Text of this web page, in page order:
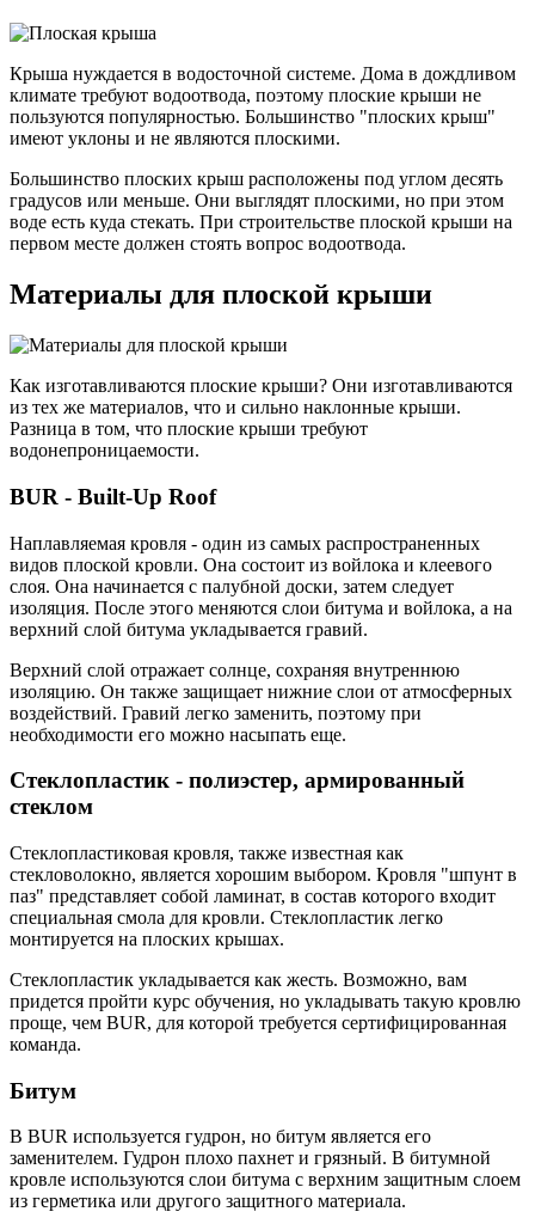
Крыша нуждается в водосточной системе. Дома в дождливом
климате требуют водоотвода, поэтому плоские крыши не
пользуются популярностью. Большинство "плоских крыш"
имеют уклоны и не являются плоскими.
Большинство плоских крыш расположены под углом десять
градусов или меньше. Они выглядят плоскими, но при этом
воде есть куда стекать. При строительстве плоской крыши на
первом месте должен стоять вопрос водоотвода.
Материалы для плоской крыши
Как изготавливаются плоские крыши? Они изготавливаются
из тех же материалов, что и сильно наклонные крыши.
Разница в том, что плоские крыши требуют
водонепроницаемости.
BUR - Built-Up Roof
Наплавляемая кровля - один из самых распространенных
видов плоской кровли. Она состоит из войлока и клеевого
слоя. Она начинается с палубной доски, затем следует
изоляция. После этого меняются слои битума и войлока, а на
верхний слой битума укладывается гравий.
Верхний слой отражает солнце, сохраняя внутреннюю
изоляцию. Он также защищает нижние слои от атмосферных
воздействий. Гравий легко заменить, поэтому при
необходимости его можно насыпать еще.
Стеклопластик - полиэстер, армированный
стеклом
Стеклопластиковая кровля, также известная как
стекловолокно, является хорошим выбором. Кровля "шпунт в
паз" представляет собой ламинат, в состав которого входит
специальная смола для кровли. Стеклопластик легко
монтируется на плоских крышах.
Стеклопластик укладывается как жесть. Возможно, вам
придется пройти курс обучения, но укладывать такую кровлю
проще, чем BUR, для которой требуется сертифицированная
команда.
Битум
В BUR используется гудрон, но битум является его
заменителем. Гудрон плохо пахнет и грязный. В битумной
кровле используются слои битума с верхним защитным слоем
из герметика или другого защитного материала.